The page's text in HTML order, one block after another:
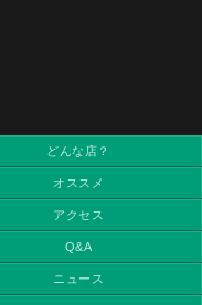
どんな店？
オススメ
アクセス
Q&A
ニュース